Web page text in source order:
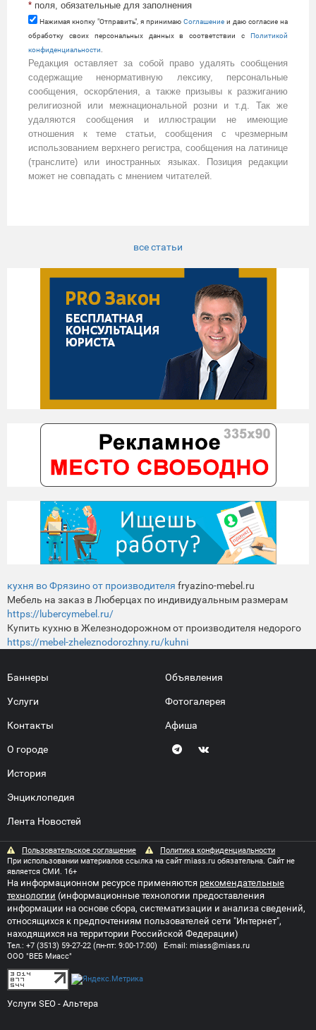
* поля, обязательные для заполнения
Нажимая кнопку "Отправить", я принимаю Cоглашение и даю согласие на
обработку своих персональных данных в соответствии с Политикой
конфиденциальности
Редакция оставляет за собой право удалять сообщения
содержащие ненормативную лексику, персональные
сообщения, оскорбления, а также призывы к разжиганию
религиозной или межнациональной розни и т.д. Так же
удаляются сообщения и иллюстрации не имеющие
отношения к теме статьи, сообщения с чрезмерным
использованием верхнего регистра, сообщения на латинице
(транслите) или иностранных языках. Позиция редакции
может не совпадать с мнением читателей.
все статьи
кухня во Фрязино от производителя fryazino-mebel.ru
Мебель на заказ в Люберцах по индивидуальным размерам
https://lubercymebel.ru/
Купить кухню в Железнодорожном от производителя недорого
https://mebel-zheleznodorozhny.ru/kuhni
Баннеры
Услуги
Контакты
О городе
История
Энциклопедия
Лента Новостей
Объявления
Фотогалерея
Афиша
Пользовательское соглашение
Политика конфиденциальности
При использовании материалов ссылка на сайт miass.ru обязательна. Сайт не
является СМИ. 16+
На информационном ресурсе применяются рекомендательные
технологии (информационные технологии предоставления
информации на основе сбора, систематизации и анализа сведений,
относящихся к предпочтениям пользователей сети "Интернет",
находящихся на территории Российской Федерации)
Тел.: +7 (3513) 59-27-22 (пн-пт: 9:00-17:00) E-mail: miass@miass.ru
ООО "ВЕБ Миасс"
Услуги SEO - Альтера